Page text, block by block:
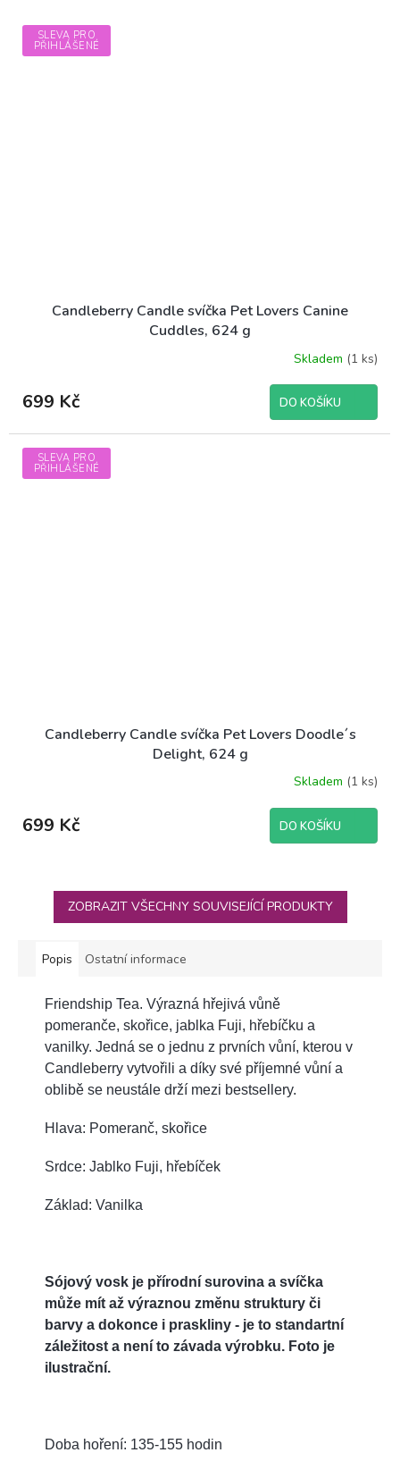
SLEVA PRO
PŘIHLÁŠENÉ
Candleberry Candle svíčka Pet Lovers Canine
Cuddles, 624 g
Skladem (1 ks)
699 Kč DO KOŠÍKU
SLEVA PRO
PŘIHLÁŠENÉ
Candleberry Candle svíčka Pet Lovers Doodle´s
Delight, 624 g
Skladem (1 ks)
699 Kč DO KOŠÍKU
ZOBRAZIT VŠECHNY SOUVISEJÍCÍ PRODUKTY
Popis Ostatní informace
Friendship Tea. Výrazná hřejivá vůně
pomeranče, skořice, jablka Fuji, hřebíčku a
vanilky. Jedná se o jednu z prvních vůní, kterou v
Candleberry vytvořili a díky své příjemné vůní a
oblibě se neustále drží mezi bestsellery.
Hlava: Pomeranč, skořice
Srdce: Jablko Fuji, hřebíček
Základ: Vanilka
Sójový vosk je přírodní surovina a svíčka
může mít až výraznou změnu struktury či
barvy a dokonce i praskliny - je to standartní
záležitost a není to závada výrobku. Foto je
ilustrační.
Doba hoření: 135-155 hodin